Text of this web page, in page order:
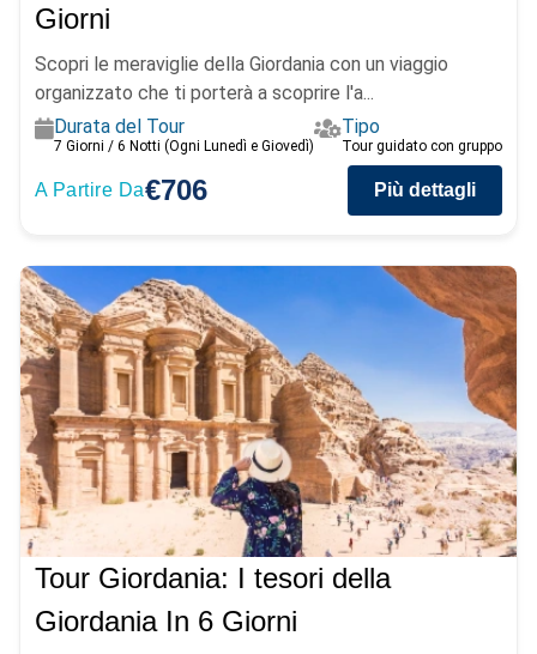
Giorni
Scopri le meraviglie della Giordania con un viaggio
organizzato che ti porterà a scoprire l'a...
Durata del Tour
7 Giorni / 6 Notti (Ogni Lunedì e Giovedì)
Tipo
Tour guidato con gruppo
A Partire Da€706 Più dettagli
Tour Giordania: I tesori della
Giordania In 6 Giorni